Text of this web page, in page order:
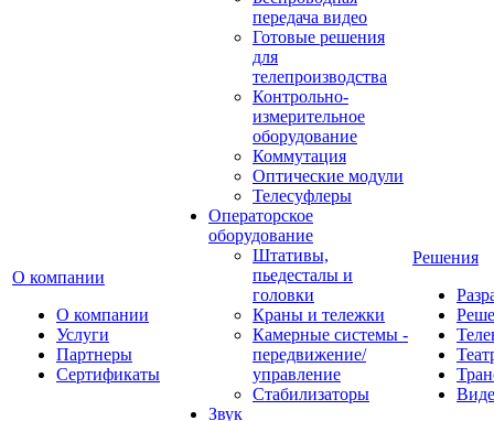
О компании
О компании
Услуги
Партнеры
Сертификаты
передача видео
Готовые решения
для
телепроизводства
Контрольно-
измерительное
оборудование
Коммутация
Оптические модули
Телесуфлеры
Операторское
оборудование
Штативы,
пьедесталы и
головки
Краны и тележки
Камерные системы -
передвижение/
управление
Стабилизаторы
Звук
Решения